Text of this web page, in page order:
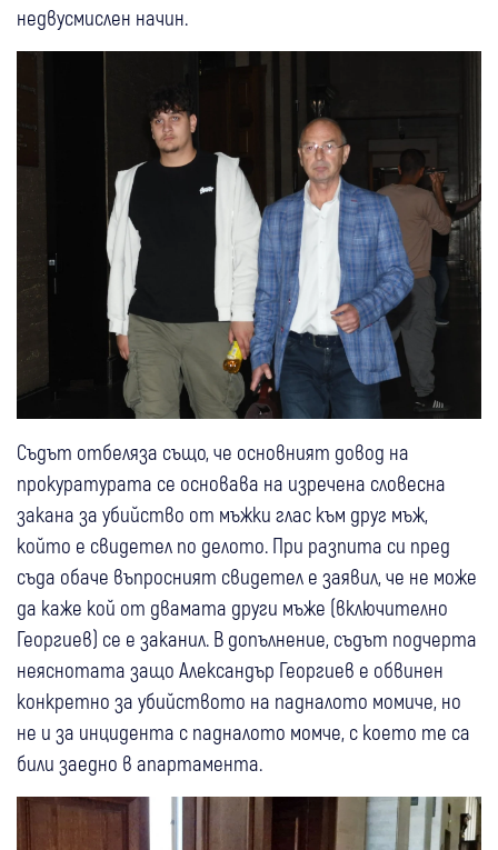
недвусмислен начин.
Съдът отбеляза също, че основният довод на
прокуратурата се основава на изречена словесна
закана за убийство от мъжки глас към друг мъж,
който е свидетел по делото. При разпита си пред
съда обаче въпросният свидетел е заявил, че не може
да каже кой от двамата други мъже (включително
Георгиев) се е заканил. В допълнение, съдът подчерта
неяснотата защо Александър Георгиев е обвинен
конкретно за убийството на падналото момиче, но
не и за инцидента с падналото момче, с което те са
били заедно в апартамента.